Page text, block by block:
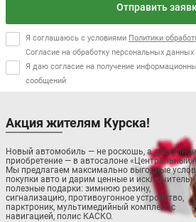
Отправить
Я соглашаюсь с условиями Политики
Согласие на обработку персональных данных
Я даю согласие на получение
сообщений
Акция жителям Курска!
Новый автомобиль — не роскошь, а доступное
приобретение — в автосалоне «Центральный»!
Мы предлагаем максимально выгодные
покупки авто и дарим ценные и
полезные подарки: зимнюю резину,
сигнализацию, противоугонное устройство,
парктроник, мультимедийный комплекс с
навигацией, полис КАСКО.